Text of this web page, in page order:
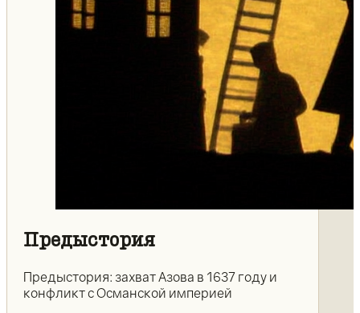
Предыстория
Предыстория: захват Азова в 1637 году и
конфликт с Османской империей